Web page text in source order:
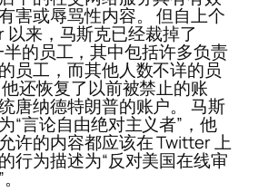
害或辱骂性内容。 但自上个
以来，马斯克已经裁掉了
的员工，其中包括许多负责
员工，而其他人数不详的员
还恢复了以前被禁止的账
唐纳德特朗普的账户。 马斯
“言论自由绝对主义者”，他
许的内容都应该在 Twitter 上
行为描述为“反对美国在线审